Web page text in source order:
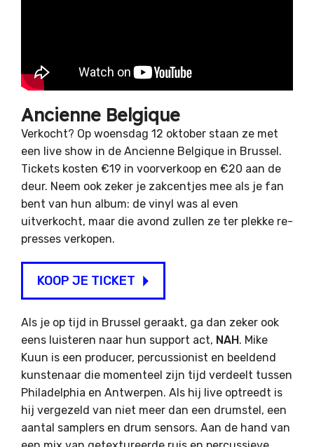
Ancienne Belgique
Verkocht? Op woensdag 12 oktober staan ze met
een live show in de Ancienne Belgique in Brussel.
Tickets kosten €19 in voorverkoop en €20 aan de
deur. Neem ook zeker je zakcentjes mee als je fan
bent van hun album: de vinyl was al even
uitverkocht, maar die avond zullen ze ter plekke re-
presses verkopen.
KOOP JE TICKET
Als je op tijd in Brussel geraakt, ga dan zeker ook
eens luisteren naar hun support act, NAH. Mike
Kuun is een producer, percussionist en beeldend
kunstenaar die momenteel zijn tijd verdeelt tussen
Philadelphia en Antwerpen. Als hij live optreedt is
hij vergezeld van niet meer dan een drumstel, een
aantal samplers en drum sensors. Aan de hand van